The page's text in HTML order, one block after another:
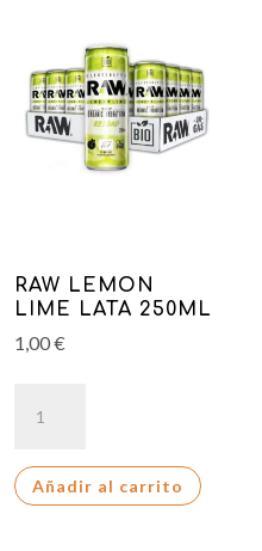
RAW LEMON
LIME LATA 250ML
1,00€
LEMON
LATA
Añadir al carrito